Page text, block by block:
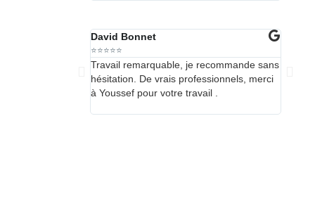
David Bonnet
⭐⭐⭐⭐⭐
Travail remarquable, je recommande sans
hésitation. De vrais professionnels, merci
à Youssef pour votre travail .